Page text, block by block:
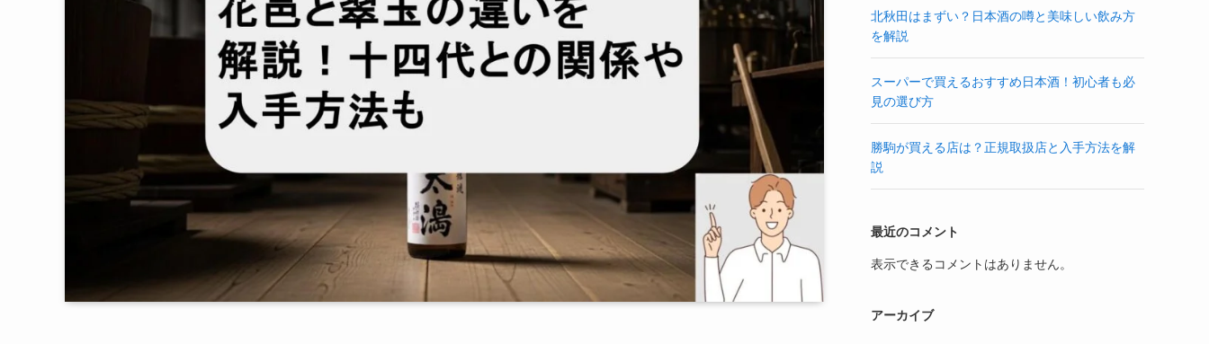
北秋田はまずい？日本酒の噂と美味しい飲み方
を解説
スーパーで買えるおすすめ日本酒！初心者も必
見の選び方
勝駒が買える店は？正規取扱店と入手方法を解
説
最近のコメント
表示できるコメントはありません。
アーカイブ